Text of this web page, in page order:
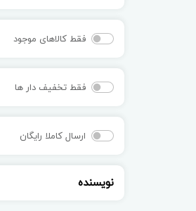
فقط کالاهای موجود
فقط تخفیف دار ها
ارسال کاملا رایگان
نویسنده